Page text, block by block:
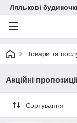
Лялькові
Товари та
Акційні
Сортування